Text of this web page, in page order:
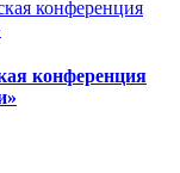
конференция